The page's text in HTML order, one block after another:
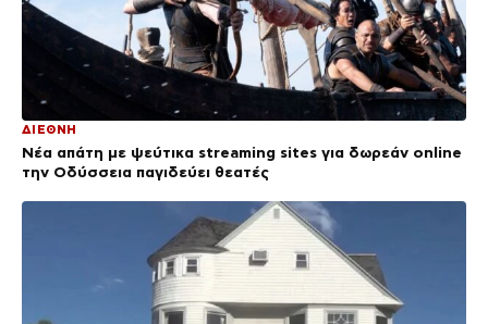
ΔΙΕΘΝΗ
Νέα απάτη με ψεύτικα streaming sites για δωρεάν online
την Οδύσσεια παγιδεύει θεατές